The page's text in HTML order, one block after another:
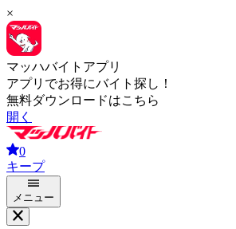
×
マッハバイトアプリ
アプリでお得にバイト探し！
無料ダウンロードはこちら
開く
0
キープ
メニュー